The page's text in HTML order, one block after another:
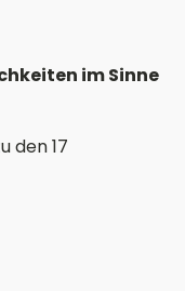
im Sinne
den 17